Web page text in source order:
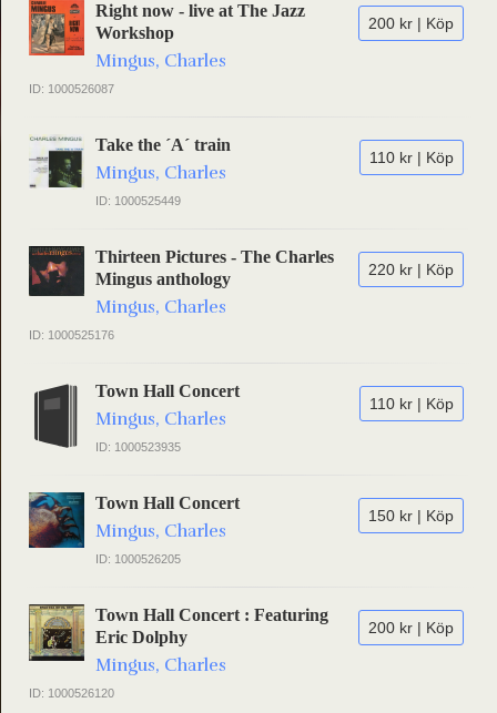
200 kr | Köp
Right now - live at The Jazz
Workshop
Mingus, Charles
ID: 1000526087
110 kr | Köp
Take the ´A´ train
Mingus, Charles
ID: 1000525449
220 kr | Köp
Thirteen Pictures - The Charles
Mingus anthology
Mingus, Charles
ID: 1000525176
110 kr | Köp
Town Hall Concert
Mingus, Charles
ID: 1000523935
150 kr | Köp
Town Hall Concert
Mingus, Charles
ID: 1000526205
200 kr | Köp
Town Hall Concert : Featuring
Eric Dolphy
Mingus, Charles
ID: 1000526120